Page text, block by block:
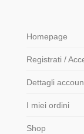
Homepage
Registrati /
Dettagli
I miei ordini
Shop